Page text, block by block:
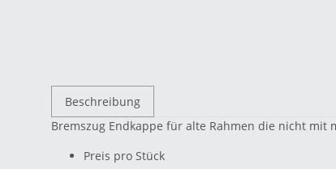
Beschreibung
Bremszug Endkappe für alte Rahmen die nicht mit
Preis pro Stück